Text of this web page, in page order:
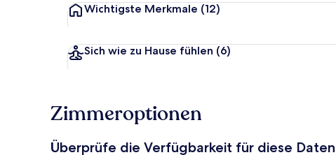
Wichtigste Merkmale (12)
Sich wie zu Hause fühlen (6)
Zimmeroptionen
Überprüfe die Verfügbarkeit für diese Daten